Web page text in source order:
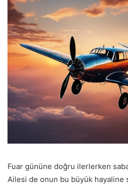
Fuar gününe doğru ilerlerken
Ailesi de onun bu büyük hayaline